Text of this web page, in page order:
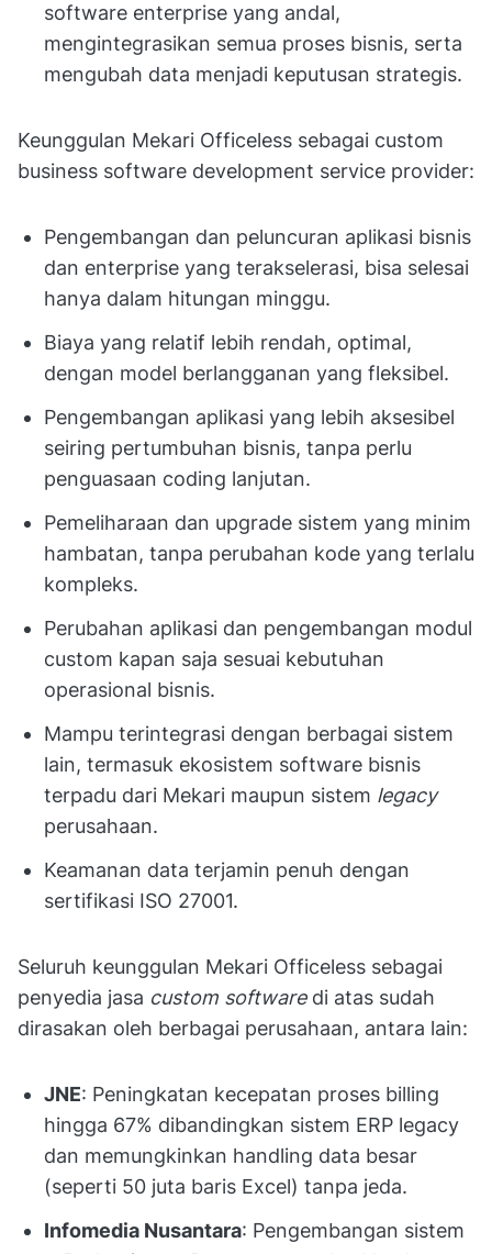
software enterprise yang andal,
mengintegrasikan semua proses bisnis, serta
mengubah data menjadi keputusan strategis.
Keunggulan Mekari Officeless sebagai custom
business software development service provider:
Pengembangan dan peluncuran aplikasi bisnis
dan enterprise yang terakselerasi, bisa selesai
hanya dalam hitungan minggu.
Biaya yang relatif lebih rendah, optimal,
dengan model berlangganan yang fleksibel.
Pengembangan aplikasi yang lebih aksesibel
seiring pertumbuhan bisnis, tanpa perlu
penguasaan coding lanjutan.
Pemeliharaan dan upgrade sistem yang minim
hambatan, tanpa perubahan kode yang terlalu
kompleks.
Perubahan aplikasi dan pengembangan modul
custom kapan saja sesuai kebutuhan
operasional bisnis.
Mampu terintegrasi dengan berbagai sistem
lain, termasuk ekosistem software bisnis
terpadu dari Mekari maupun sistem legacy
perusahaan.
Keamanan data terjamin penuh dengan
sertifikasi ISO 27001.
Seluruh keunggulan Mekari Officeless sebagai
penyedia jasa custom softwaredi atas sudah
dirasakan oleh berbagai perusahaan, antara lain:
JNE: Peningkatan kecepatan proses billing
hingga 67% dibandingkan sistem ERP legacy
dan memungkinkan handling data besar
(seperti 50 juta baris Excel) tanpa jeda.
Infomedia Nusantara: Pengembangan sistem